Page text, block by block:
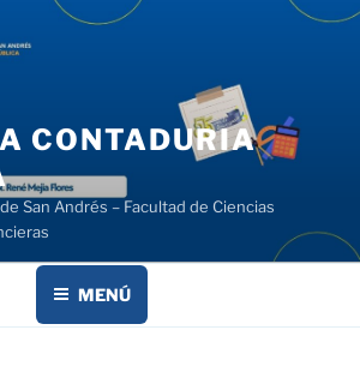
CONTADURIA
San Andrés – Facultad de Ciencias
MENÚ